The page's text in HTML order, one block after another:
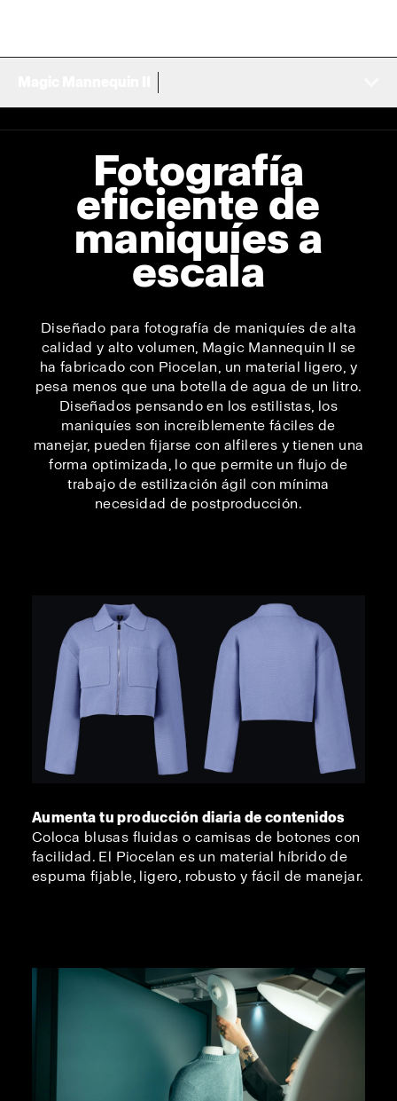
Fotografía
eficiente de
maniquíes a
escala
Diseñado para fotografía de maniquíes de alta
calidad y alto volumen, Magic Mannequin II se
ha fabricado con Piocelan, un material ligero, y
pesa menos que una botella de agua de un litro.
Diseñados pensando en los estilistas, los
maniquíes son increíblemente fáciles de
manejar, pueden fijarse con alfileres y tienen una
forma optimizada, lo que permite un flujo de
trabajo de estilización ágil con mínima
necesidad de postproducción.
Aumenta tu producción diaria de contenidos
Coloca blusas fluidas o camisas de botones con
facilidad. El Piocelan es un material híbrido de
espuma fijable, ligero, robusto y fácil de manejar.